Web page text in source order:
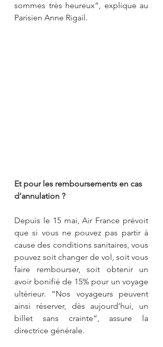
sommes très heureux”, explique au
Parisien Anne Rigail.
Et pour les remboursements en cas
d’annulation ?
Depuis le 15 mai, Air France prévoit
que si vous ne pouvez pas partir à
cause des conditions sanitaires, vous
pouvez soit changer de vol, soit vous
faire rembourser, soit obtenir un
avoir bonifié de 15% pour un voyage
ultérieur. “Nos voyageurs peuvent
ainsi réserver, dès aujourd’hui, un
billet sans crainte”, assure la
directrice générale.